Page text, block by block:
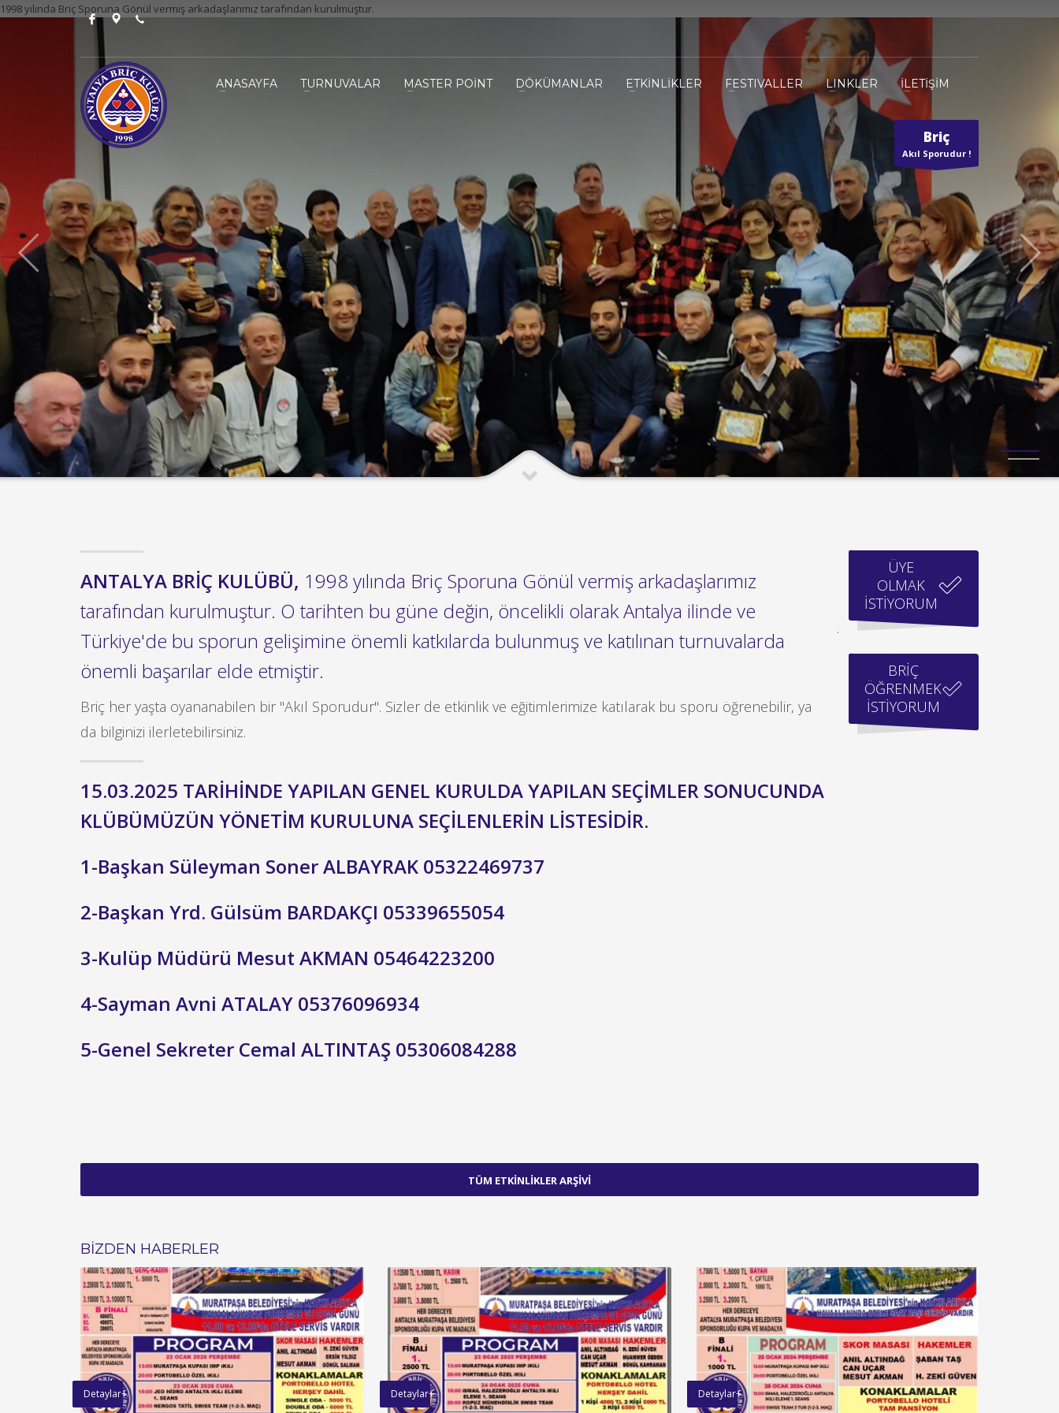
ANASAYFA TURNUVALAR MASTER POİNT DÖKÜMANLAR ETKİNLİKLER FESTIVALLER LINKLER İLETİŞİM
Briç
Akıl Sporudur !
1998 yılında Briç Sporuna Gönül vermiş arkadaşlarımız tarafından kurulmuştur.
ANTALYA BRİÇ KULÜBÜ, 1998 yılında Briç Sporuna Gönül vermiş arkadaşlarımız
tarafından kurulmuştur. O tarihten bu güne değin, öncelikli olarak Antalya ilinde ve
Türkiye'de bu sporun gelişimine önemli katkılarda bulunmuş ve katılınan turnuvalarda
önemli başarılar elde etmiştir.
Briç her yaşta oyananabilen bir "Akıl Sporudur". Sizler de etkinlik ve eğitimlerimize katılarak bu sporu öğrenebilir, ya
da bilginizi ilerletebilirsiniz.
15.03.2025 TARİHİNDE YAPILAN GENEL KURULDA YAPILAN SEÇİMLER SONUCUNDA
KLÜBÜMÜZÜN YÖNETİM KURULUNA SEÇİLENLERİN LİSTESİDİR.
1-Başkan Süleyman Soner ALBAYRAK 05322469737
2-Başkan Yrd. Gülsüm BARDAKÇI 05339655054
3-Kulüp Müdürü Mesut AKMAN 05464223200
4-Sayman Avni ATALAY 05376096934
5-Genel Sekreter Cemal ALTINTAŞ 05306084288
ÜYE
OLMAK
İSTİYORUM
.
BRİÇ
ÖĞRENMEK
İSTİYORUM
TÜM ETKİNLİKLER ARŞİVİ
BİZDEN HABERLER
Detaylar+ Detaylar+ Detaylar+